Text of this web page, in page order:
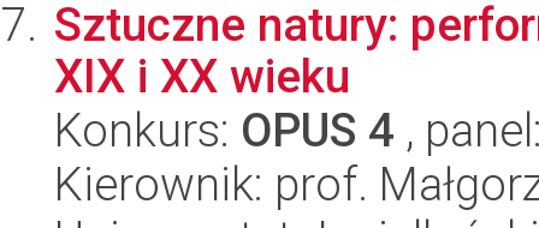
Sztuczne natury:
XIX i XX wieku
Konkurs: OPUS 4 ,
Kierownik: prof.